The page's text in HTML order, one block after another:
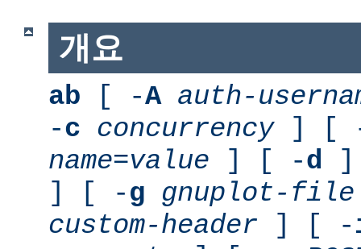
개요
ab [ -A auth-
-c concurrency] [
name=value ] [ -d ]
] [ -g gnuplot-file
custom-header ] [ -